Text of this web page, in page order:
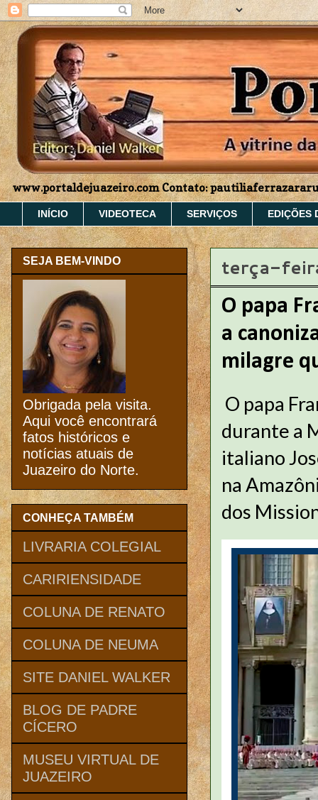
www.portaldejuazeiro.com Contato:
INÍCIO VIDEOTECA SERVIÇOS EDIÇÕES
terça-
O papa
a
milagre
O papa
durante a
italiano
na
dos
SEJA BEM-VINDO
Obrigada pela visita.
Aqui você encontrará
fatos históricos e
notícias atuais de
Juazeiro do Norte.
CONHEÇA TAMBÉM
LIVRARIA COLEGIAL
CARIRIENSIDADE
COLUNA DE RENATO
COLUNA DE NEUMA
SITE DANIEL WALKER
BLOG DE PADRE
CÍCERO
MUSEU VIRTUAL DE
JUAZEIRO